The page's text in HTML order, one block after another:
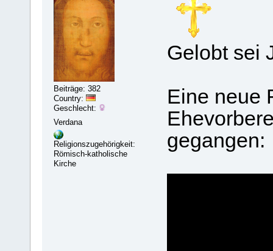
Beiträge: 382
Country:
Geschlecht:
Verdana
Religionszugehörigkeit:
Römisch-katholische
Kirche
Gelobt sei
Eine neue
gegangen: